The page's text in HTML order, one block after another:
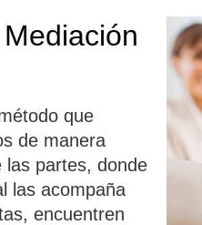
que
de manera
las partes, donde
las acompaña
encuentren